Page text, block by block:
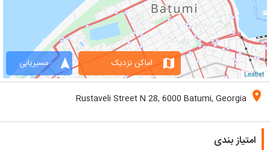
Leaflet
navigation مسیریابی map اماکن نزدیک
location_on
Rustaveli Street N 28, 6000 Batumi, Georgia
امتیاز بندی